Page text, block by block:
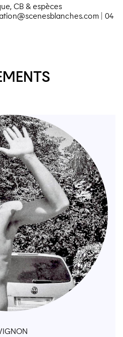
CB& espèces
| 04